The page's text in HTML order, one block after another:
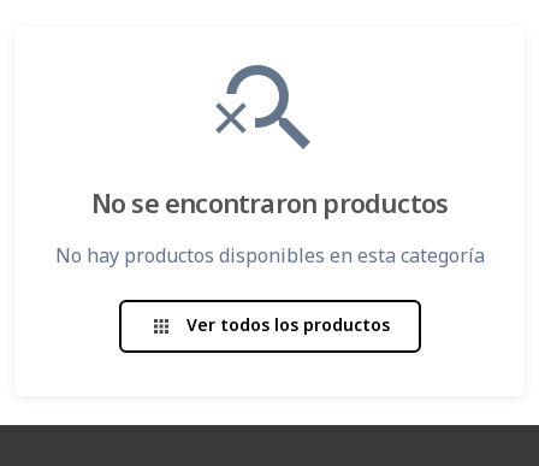
search_off
No se encontraron productos
No hay productos disponibles en esta categoría
apps Ver todos los productos